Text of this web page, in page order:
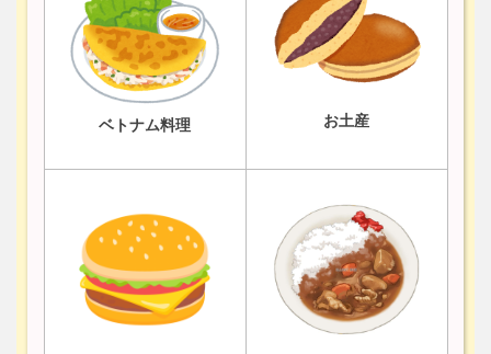
ベトナム料理 お土産